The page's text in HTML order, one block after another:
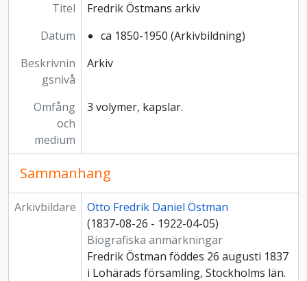
Titel
Fredrik Östmans arkiv
Datum
ca 1850-1950 (Arkivbildning)
Beskrivnin
gsnivå
Arkiv
Omfång
och
medium
3 volymer, kapslar.
Sammanhang
Arkivbildare
Otto Fredrik Daniel Östman
(1837-08-26 - 1922-04-05)
Biografiska anmärkningar
Fredrik Östman föddes 26 augusti 1837
i Lohärads församling, Stockholms län.